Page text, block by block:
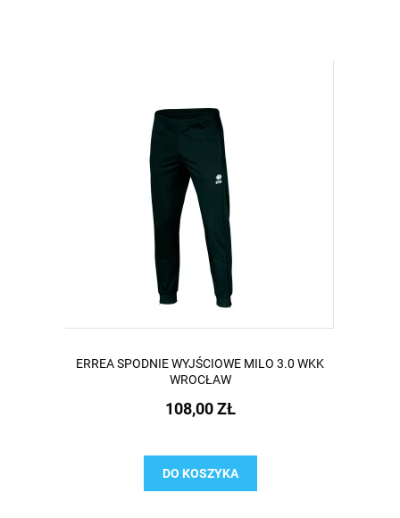
ERREA SPODNIE WYJŚCIOWE MILO 3.0 WKK
WROCŁAW
108,00 ZŁ
DO KOSZYKA